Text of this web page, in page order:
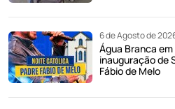
6 de Agosto de
Água Branca
inauguração de
Fábio de Melo